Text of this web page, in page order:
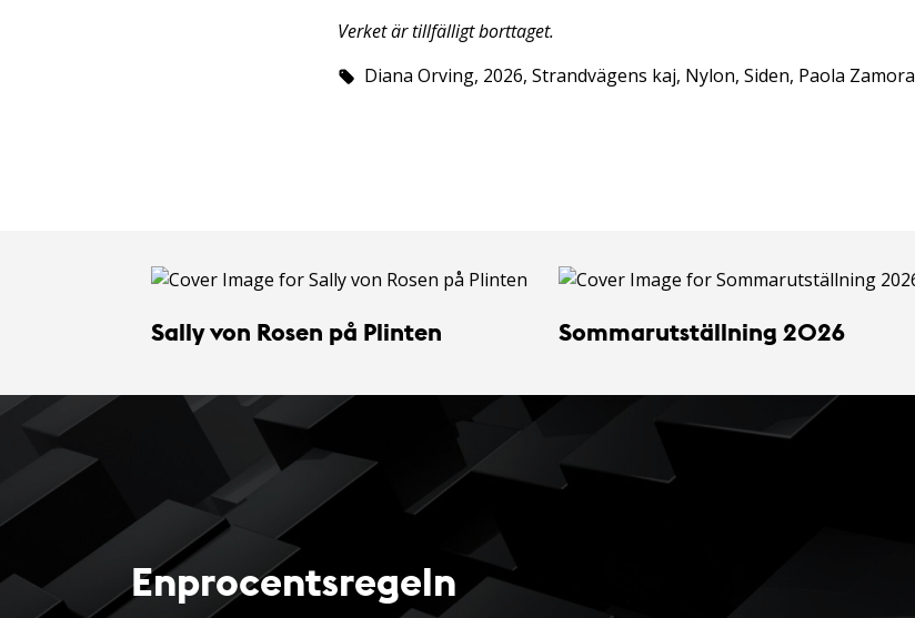
Verket är tillfälligt borttaget.
Diana Orving, 2026, Strandvägens kaj, Nylon, Siden, Paola Zamora
Sally von Rosen på Plinten Sommarutställning 2026
Enprocentsregeln